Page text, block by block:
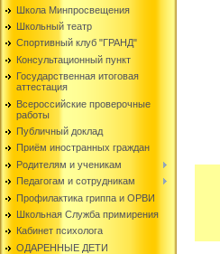
Школа Минпросвещения
Школьный театр
Спортивный клуб "ГРАНД"
Консультационный пункт
Государственная итоговая
аттестация
Всероссийские проверочные
работы
Публичный доклад
Приём иностранных граждан
Родителям и ученикам
Педагогам и сотрудникам
Профилактика гриппа и ОРВИ
Школьная Служба примирения
Кабинет психолога
ОДАРЕННЫЕ ДЕТИ